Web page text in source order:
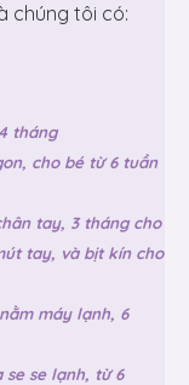
chúng tôi có:
tháng
cho bé từ 6 tuần
tay, 3 tháng cho
tay, và bịt kín cho
máy lạnh, 6
se se lạnh, từ 6